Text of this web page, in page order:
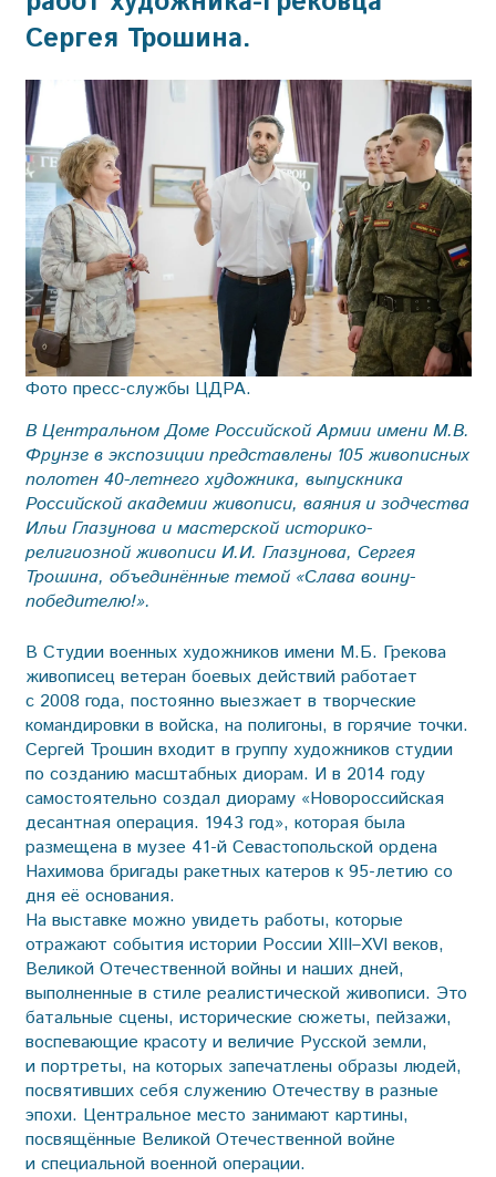
Сергея Трошина.
Фото пресс-службы ЦДРА.
В Центральном Доме Российской Армии имени М.В.
Фрунзе в экспозиции представлены 105 живописных
полотен 40-летнего художника, выпускника
Российской академии живописи, ваяния и зодчества
Ильи Глазунова и мастерской историко-
религиозной живописи И.И. Глазунова, Сергея
Трошина, объединённые темой «Слава воину-
победителю!».
В Студии военных художников имени М.Б. Грекова
живописец ветеран боевых действий работает
с 2008 года, постоянно выезжает в творческие
командировки в войска, на полигоны, в горячие точки.
Сергей Трошин входит в группу художников студии
по созданию масштабных диорам. И в 2014 году
самостоятельно создал диораму «Новороссийская
десантная операция. 1943 год», которая была
размещена в музее 41-й Севастопольской ордена
Нахимова бригады ракетных катеров к 95-летию со
дня её основания.
На выставке можно увидеть работы, которые
отражают события истории России XIII–XVI веков,
Великой Отечественной войны и наших дней,
выполненные в стиле реалистической живописи. Это
батальные сцены, исторические сюжеты, пейзажи,
воспевающие красоту и величие Русской земли,
и портреты, на которых запечатлены образы людей,
посвятивших себя служению Отечеству в разные
эпохи. Центральное место занимают картины,
посвящённые Великой Отечественной войне
и специальной военной операции.